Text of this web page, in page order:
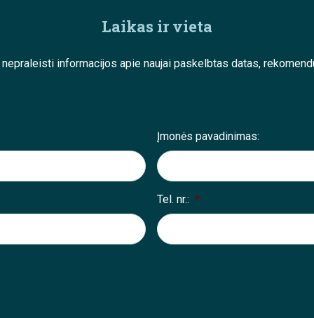
Laikas ir vieta
informacijos apie naujai paskelbtas datas,
Įmonės pavadinimas:
Tel. nr.: *